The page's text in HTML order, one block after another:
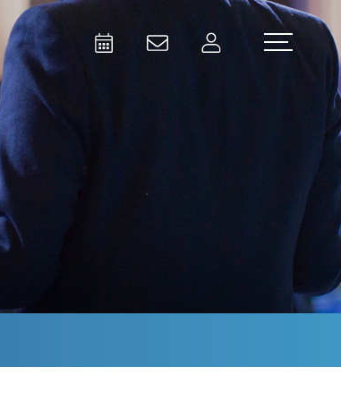
Activities
Contact Us
Member
Aerospace | Defense | Security
Broadcast and Media